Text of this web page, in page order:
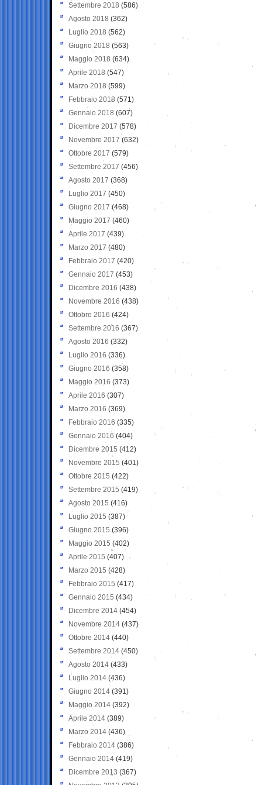
Settembre 2018 (586)
Agosto 2018 (362)
Luglio 2018 (562)
Giugno 2018 (563)
Maggio 2018 (634)
Aprile 2018 (547)
Marzo 2018 (599)
Febbraio 2018 (571)
Gennaio 2018 (607)
Dicembre 2017 (578)
Novembre 2017 (632)
Ottobre 2017 (579)
Settembre 2017 (456)
Agosto 2017 (368)
Luglio 2017 (450)
Giugno 2017 (468)
Maggio 2017 (460)
Aprile 2017 (439)
Marzo 2017 (480)
Febbraio 2017 (420)
Gennaio 2017 (453)
Dicembre 2016 (438)
Novembre 2016 (438)
Ottobre 2016 (424)
Settembre 2016 (367)
Agosto 2016 (332)
Luglio 2016 (336)
Giugno 2016 (358)
Maggio 2016 (373)
Aprile 2016 (307)
Marzo 2016 (369)
Febbraio 2016 (335)
Gennaio 2016 (404)
Dicembre 2015 (412)
Novembre 2015 (401)
Ottobre 2015 (422)
Settembre 2015 (419)
Agosto 2015 (416)
Luglio 2015 (387)
Giugno 2015 (396)
Maggio 2015 (402)
Aprile 2015 (407)
Marzo 2015 (428)
Febbraio 2015 (417)
Gennaio 2015 (434)
Dicembre 2014 (454)
Novembre 2014 (437)
Ottobre 2014 (440)
Settembre 2014 (450)
Agosto 2014 (433)
Luglio 2014 (436)
Giugno 2014 (391)
Maggio 2014 (392)
Aprile 2014 (389)
Marzo 2014 (436)
Febbraio 2014 (386)
Gennaio 2014 (419)
Dicembre 2013 (367)